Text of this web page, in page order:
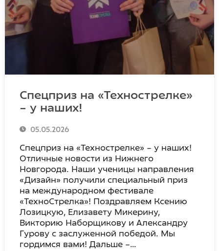
Спецприз на «Технострелке»
– у наших!
05.05.2026
Спецприз на «Технострелке» – у наших!
Отличные новости из Нижнего
Новгорода. Наши ученицы направления
«Дизайн» получили специальный приз
на международном фестивале
«ТехноСтрелка»! Поздравляем Ксению
Лозицкую, Елизавету Микерину,
Викторию Наборщикову и Александру
Гурову с заслуженной победой. Мы
гордимся вами! Дальше –…